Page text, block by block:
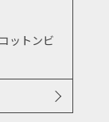
ットンビ